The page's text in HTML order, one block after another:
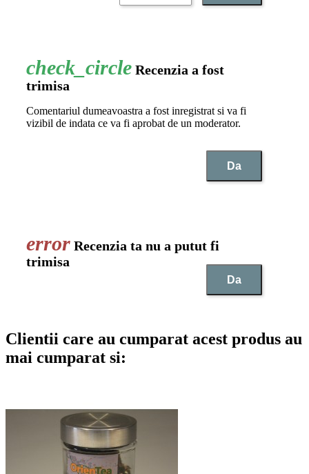
Recenzia a fost
trimisa
Comentariul dumeavoastra a fost inregistrat si va fi
vizibil de indata ce va fi aprobat de un moderator.
Da
Recenzia ta nu a putut fi
trimisa
Da
Clientii care au cumparat acest produs au
mai cumparat si: